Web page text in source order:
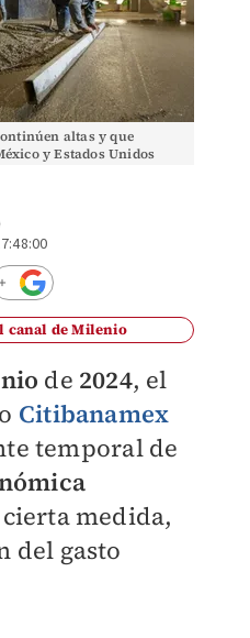
altas y que
y Estados Unidos
canal de Milenio
de 2024, el
Citibanamex
temporal de
medida,
del gasto